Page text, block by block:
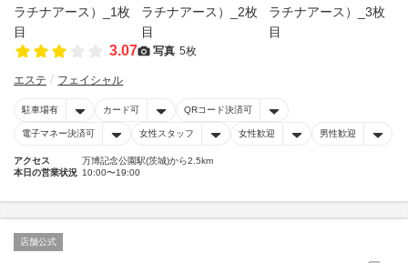
3.07 写真 5枚
エステ フェイシャル
駐車場有 カード可 QRコード決済可
電子マネー決済可 女性スタッフ 女性歓迎 男性歓迎
アクセス
万博記念公園駅(茨城)から2.5km
本日の営業状況 10:00〜19:00
店舗公式